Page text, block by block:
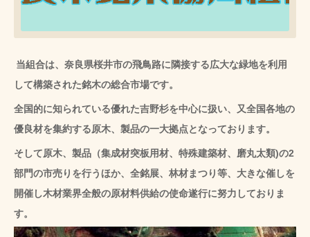
当組合は、奈良県桜井市の飛鳥路に隣接する広大な緑地を利用
して構築された銘木の総合市場です。
全国的に知られている優れた吉野杉を中心に扱い、又全国各地の
優良材を集約する原木、製品の一大拠点となっております。
そして原木、製品（集成材突板用材、特殊建築材、磨丸太類)の2
部門の市売りを行うほか、全銘展、林材まつり等、大きな催しを
開催し木材業界全般の原材料供給の使命遂行に努力しておりま
す。